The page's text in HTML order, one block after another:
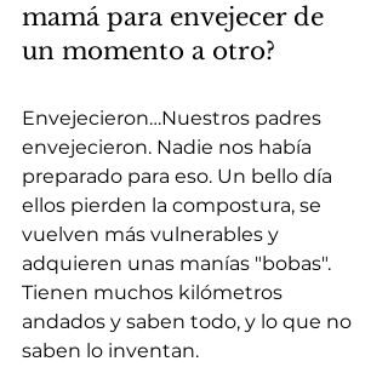
mamá para envejecer de
un momento a otro?
Envejecieron…Nuestros padres
envejecieron. Nadie nos había
preparado para eso. Un bello día
ellos pierden la compostura, se
vuelven más vulnerables y
adquieren unas manías "bobas".
Tienen muchos kilómetros
andados y saben todo, y lo que no
saben lo inventan.